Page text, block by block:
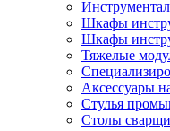
Шкафы
Шкафы
Тяжелые
Аксессуары
Стулья
Столы